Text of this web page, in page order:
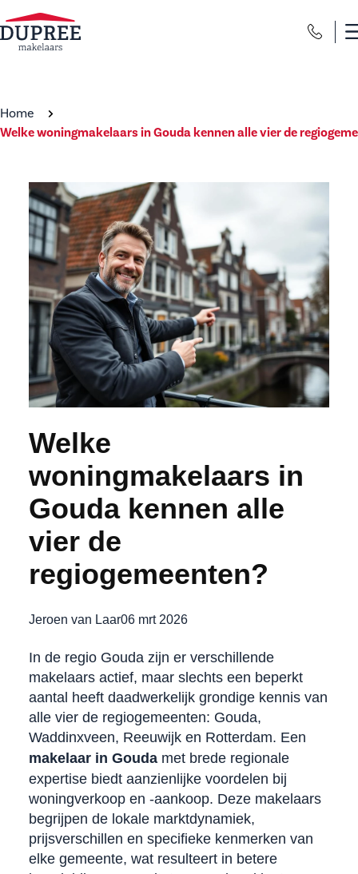
Home
Welke woningmakelaars in Gouda kennen alle vier de
Welke
woningmakelaars in
Gouda kennen alle
vier de
regiogemeenten?
Jeroen van Laar06 mrt 2026
In de regio Gouda zijn er verschillende
makelaars actief, maar slechts een beperkt
aantal heeft daadwerkelijk grondige kennis van
alle vier de regiogemeenten: Gouda,
Waddinxveen, Reeuwijk en Rotterdam. Een
makelaar in Goudamet brede regionale
expertise biedt aanzienlijke voordelen bij
woningverkoop en -aankoop. Deze makelaars
begrijpen de lokale marktdynamiek,
prijsverschillen en specifieke kenmerken van
elke gemeente, wat resulteert in betere